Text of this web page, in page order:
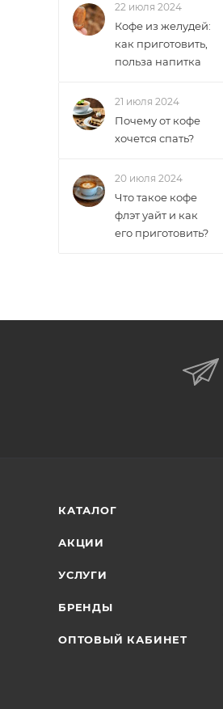
22 июля 2024
Кофе из желудей:
как приготовить,
польза напитка
21 июля 2024
Почему от кофе
хочется спать?
20 июля 2024
Что такое кофе
флэт уайт и как
его приготовить?
КАТАЛОГ
АКЦИИ
УСЛУГИ
БРЕНДЫ
ОПТОВЫЙ КАБИНЕТ